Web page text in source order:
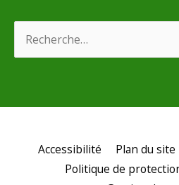
Accessibilité Plan du site
Politique de